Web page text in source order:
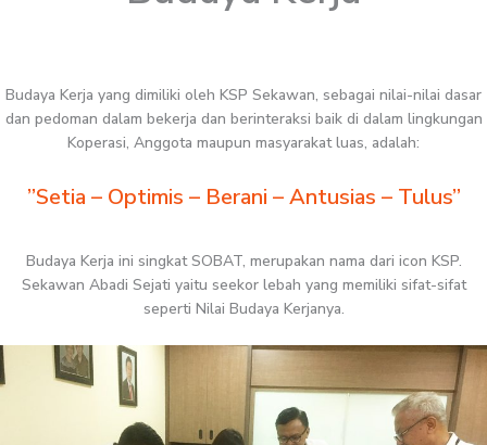
Budaya Kerja yang dimiliki oleh KSP Sekawan, sebagai nilai-nilai dasar
dan pedoman dalam bekerja dan berinteraksi baik di dalam lingkungan
Koperasi, Anggota maupun masyarakat luas, adalah:
”Setia – Optimis – Berani – Antusias – Tulus”
Budaya Kerja ini singkat SOBAT, merupakan nama dari icon KSP.
Sekawan Abadi Sejati yaitu seekor lebah yang memiliki sifat-sifat
seperti Nilai Budaya Kerjanya.